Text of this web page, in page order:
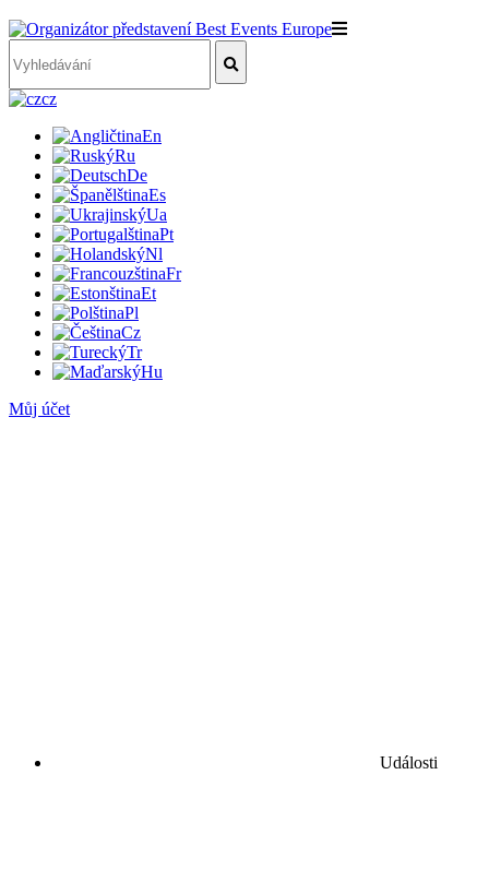
cz
En
Ru
De
Es
Ua
Pt
Nl
Fr
Et
Pl
Cz
Tr
Hu
Můj účet
Události